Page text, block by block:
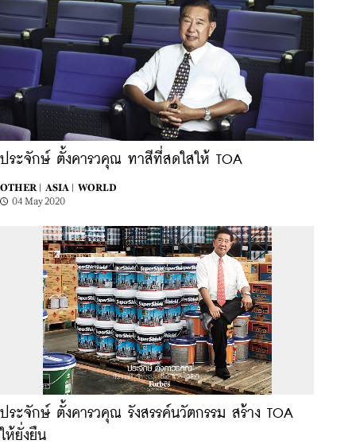
ประจักษ์ ตั้งคารวคุณ ทาสีที่สดใสให้ TOA
OTHER | ASIA |
WORLD
04 May 2020
ประจักษ์ ตั้งคารวคุณ รังสรรค์นวัตกรรม สร้าง TOA
ให้ยั่งยืน